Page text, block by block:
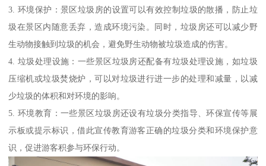
3. 环境保护：景区垃圾房的设置可以有效控制垃圾的散播，防止垃
圾在景区内随意丢弃，造成环境污染。同时，垃圾房还可以减少野
生动物接触到垃圾的机会，避免野生动物被垃圾造成的伤害。
4. 垃圾处理设施：一些景区垃圾房还配备有垃圾处理设施，如垃圾
压缩机或垃圾焚烧炉，可以对垃圾进行进一步的处理和减量，以减
少垃圾的体积和对环境的影响。
5. 环境教育：一些景区垃圾房还设有垃圾分类指导、环保宣传等展
示板或提示标识，借此宣传教育游客正确的垃圾分类和环境保护意
识，促进游客积参与环保行动。